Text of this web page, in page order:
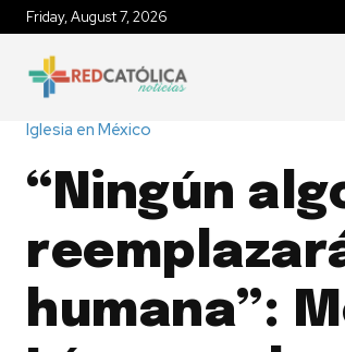
Friday, August 7, 2026
Iglesia en México
“Ningún
humana”: